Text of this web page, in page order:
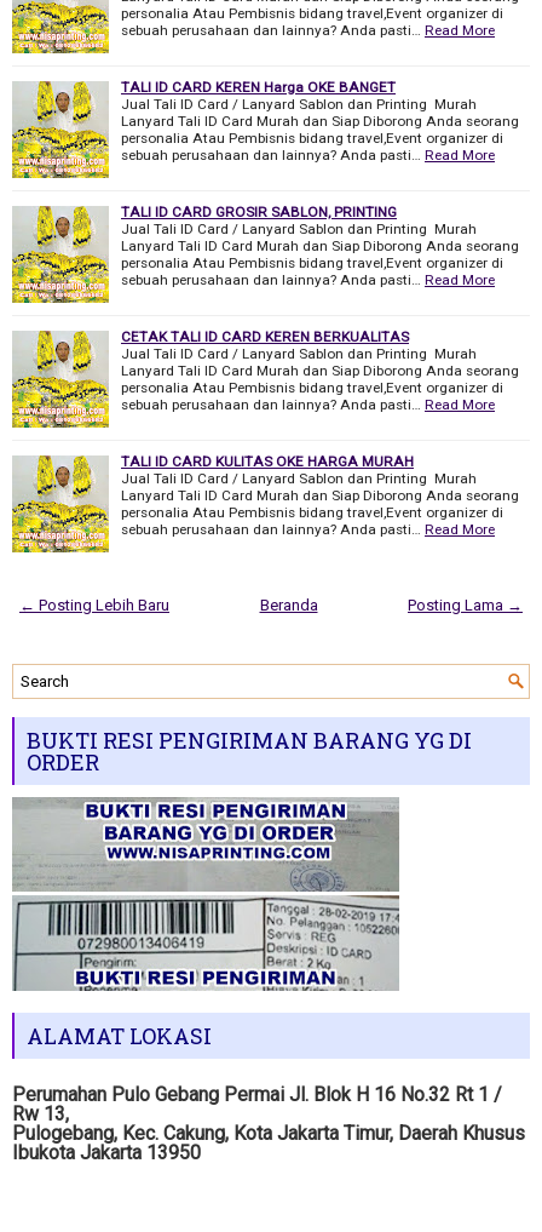
personalia Atau Pembisnis bidang travel,Event organizer di
sebuah perusahaan dan lainnya? Anda pasti… Read More
TALI ID CARD KEREN Harga OKE BANGET
Jual Tali ID Card / Lanyard Sablon dan Printing Murah
Lanyard Tali ID Card Murah dan Siap Diborong Anda seorang
personalia Atau Pembisnis bidang travel,Event organizer di
sebuah perusahaan dan lainnya? Anda pasti… Read More
TALI ID CARD GROSIR SABLON, PRINTING
Jual Tali ID Card / Lanyard Sablon dan Printing Murah
Lanyard Tali ID Card Murah dan Siap Diborong Anda seorang
personalia Atau Pembisnis bidang travel,Event organizer di
sebuah perusahaan dan lainnya? Anda pasti… Read More
CETAK TALI ID CARD KEREN BERKUALITAS
Jual Tali ID Card / Lanyard Sablon dan Printing Murah
Lanyard Tali ID Card Murah dan Siap Diborong Anda seorang
personalia Atau Pembisnis bidang travel,Event organizer di
sebuah perusahaan dan lainnya? Anda pasti… Read More
TALI ID CARD KULITAS OKE HARGA MURAH
Jual Tali ID Card / Lanyard Sablon dan Printing Murah
Lanyard Tali ID Card Murah dan Siap Diborong Anda seorang
personalia Atau Pembisnis bidang travel,Event organizer di
sebuah perusahaan dan lainnya? Anda pasti… Read More
← Posting Lebih Baru Posting Lama →
Beranda
BUKTI RESI PENGIRIMAN BARANG YG DI
ORDER
ALAMAT LOKASI
Perumahan Pulo Gebang Permai Jl. Blok H 16 No.32 Rt 1 /
Rw 13,
Pulogebang, Kec. Cakung, Kota Jakarta Timur, Daerah Khusus
Ibukota Jakarta 13950